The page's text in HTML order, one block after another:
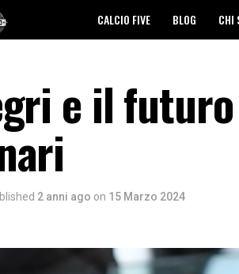
CALCIO FIVE BLOG CHI
e il
2 anni ago on 15 Marzo 2024